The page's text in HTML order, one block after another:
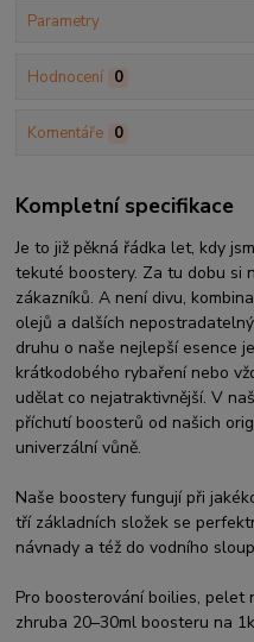
Parametry
Hodnocení 0
Komentáře 0
Kompletní specifikace
Je to již pěkná řádka let, kdy
tekuté boostery. Za tu dobu si
zákazníků. A není divu,
olejů a dalších
druhu o naše nejlepší esence
krátkodobého rybaření nebo
udělat co nejatraktivnější. V
příchutí boosterů od našich
univerzální vůně.
Naše boostery fungují při
tří základních složek se
návnady a též do vodního
Pro boosterování boilies, pelet
zhruba 20–30ml boosteru na